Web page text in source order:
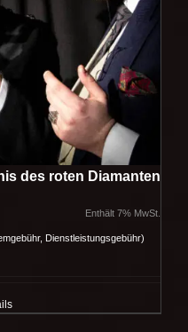
des roten Diamanten
Enthält 7% MwSt.
Dienstleistungsgebühr)